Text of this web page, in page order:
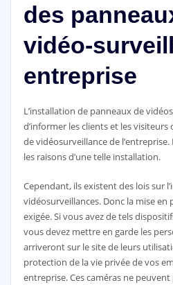
des
vidéo-
entreprise
L’installation de panneaux de
d’informer les clients et les
de vidéosurveillance de
les raisons d’une telle installation.
Cependant, ils existent des lois sur
vidéosurveillances. Donc la mise en
exigée. Si vous avez de tels
vous devez mettre en garde les
arriveront sur le site de leurs
protection de la vie privée de vos
entreprise. Ces caméras ne